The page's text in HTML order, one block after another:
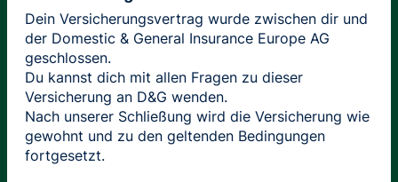
Dein Versicherungsvertrag wurde zwischen dir und
der Domestic & General Insurance Europe AG
geschlossen.
Du kannst dich mit allen Fragen zu dieser
Versicherung an D&G wenden.
Nach unserer Schließung wird die Versicherung wie
gewohnt und zu den geltenden Bedingungen
fortgesetzt.